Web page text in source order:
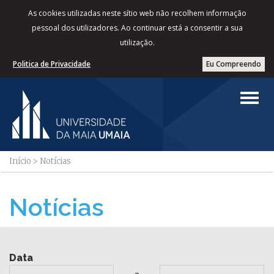
As cookies utilizadas neste sítio web não recolhem informação
pessoal dos utilizadores. Ao continuar está a consentir a sua
utilização.
Eu Compreendo
Politica de Privacidade
Início > Notícias
Notícias
Data